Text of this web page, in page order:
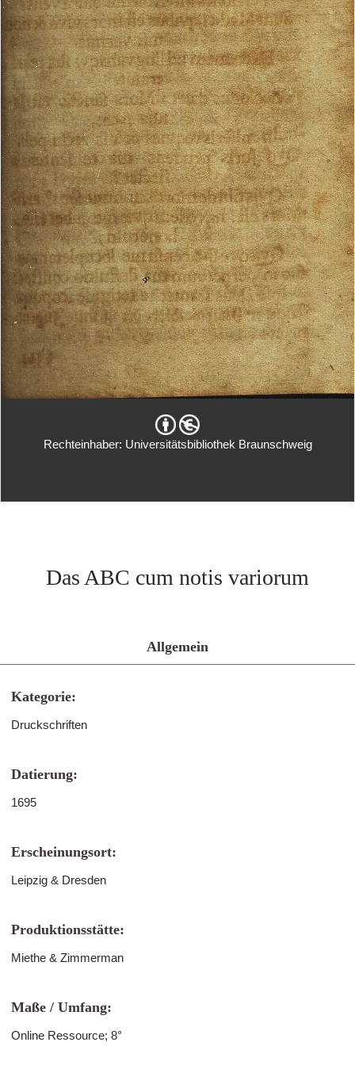
Rechteinhaber: Universitätsbibliothek Braunschweig
Das ABC cum notis variorum
Allgemein
Kategorie:
Druckschriften
Datierung:
1695
Erscheinungsort:
Leipzig & Dresden
Produktionsstätte:
Miethe & Zimmerman
Maße / Umfang:
Online Ressource; 8°